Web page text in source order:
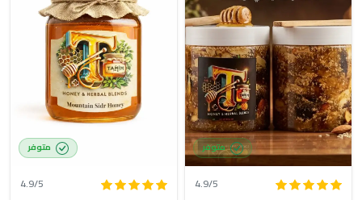
متوفر
4.9/5
متوفر
4.9/5